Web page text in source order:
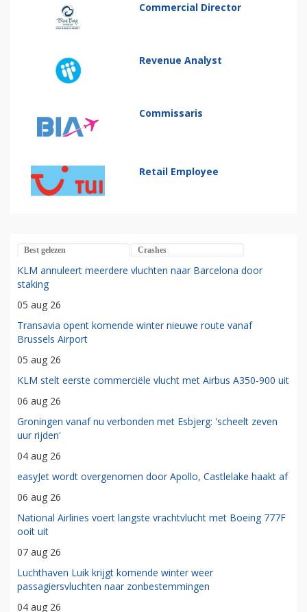
Commercial Director
Revenue Analyst
Commissaris
Retail Employee
Best gelezen Crashes
KLM annuleert meerdere vluchten naar Barcelona door
staking
05 aug 26
Transavia opent komende winter nieuwe route vanaf
Brussels Airport
05 aug 26
KLM stelt eerste commerciële vlucht met Airbus A350-900 uit
06 aug 26
Groningen vanaf nu verbonden met Esbjerg: 'scheelt zeven
uur rijden'
04 aug 26
easyJet wordt overgenomen door Apollo, Castlelake haakt af
06 aug 26
National Airlines voert langste vrachtvlucht met Boeing 777F
ooit uit
07 aug 26
Luchthaven Luik krijgt komende winter weer
passagiersvluchten naar zonbestemmingen
04 aug 26